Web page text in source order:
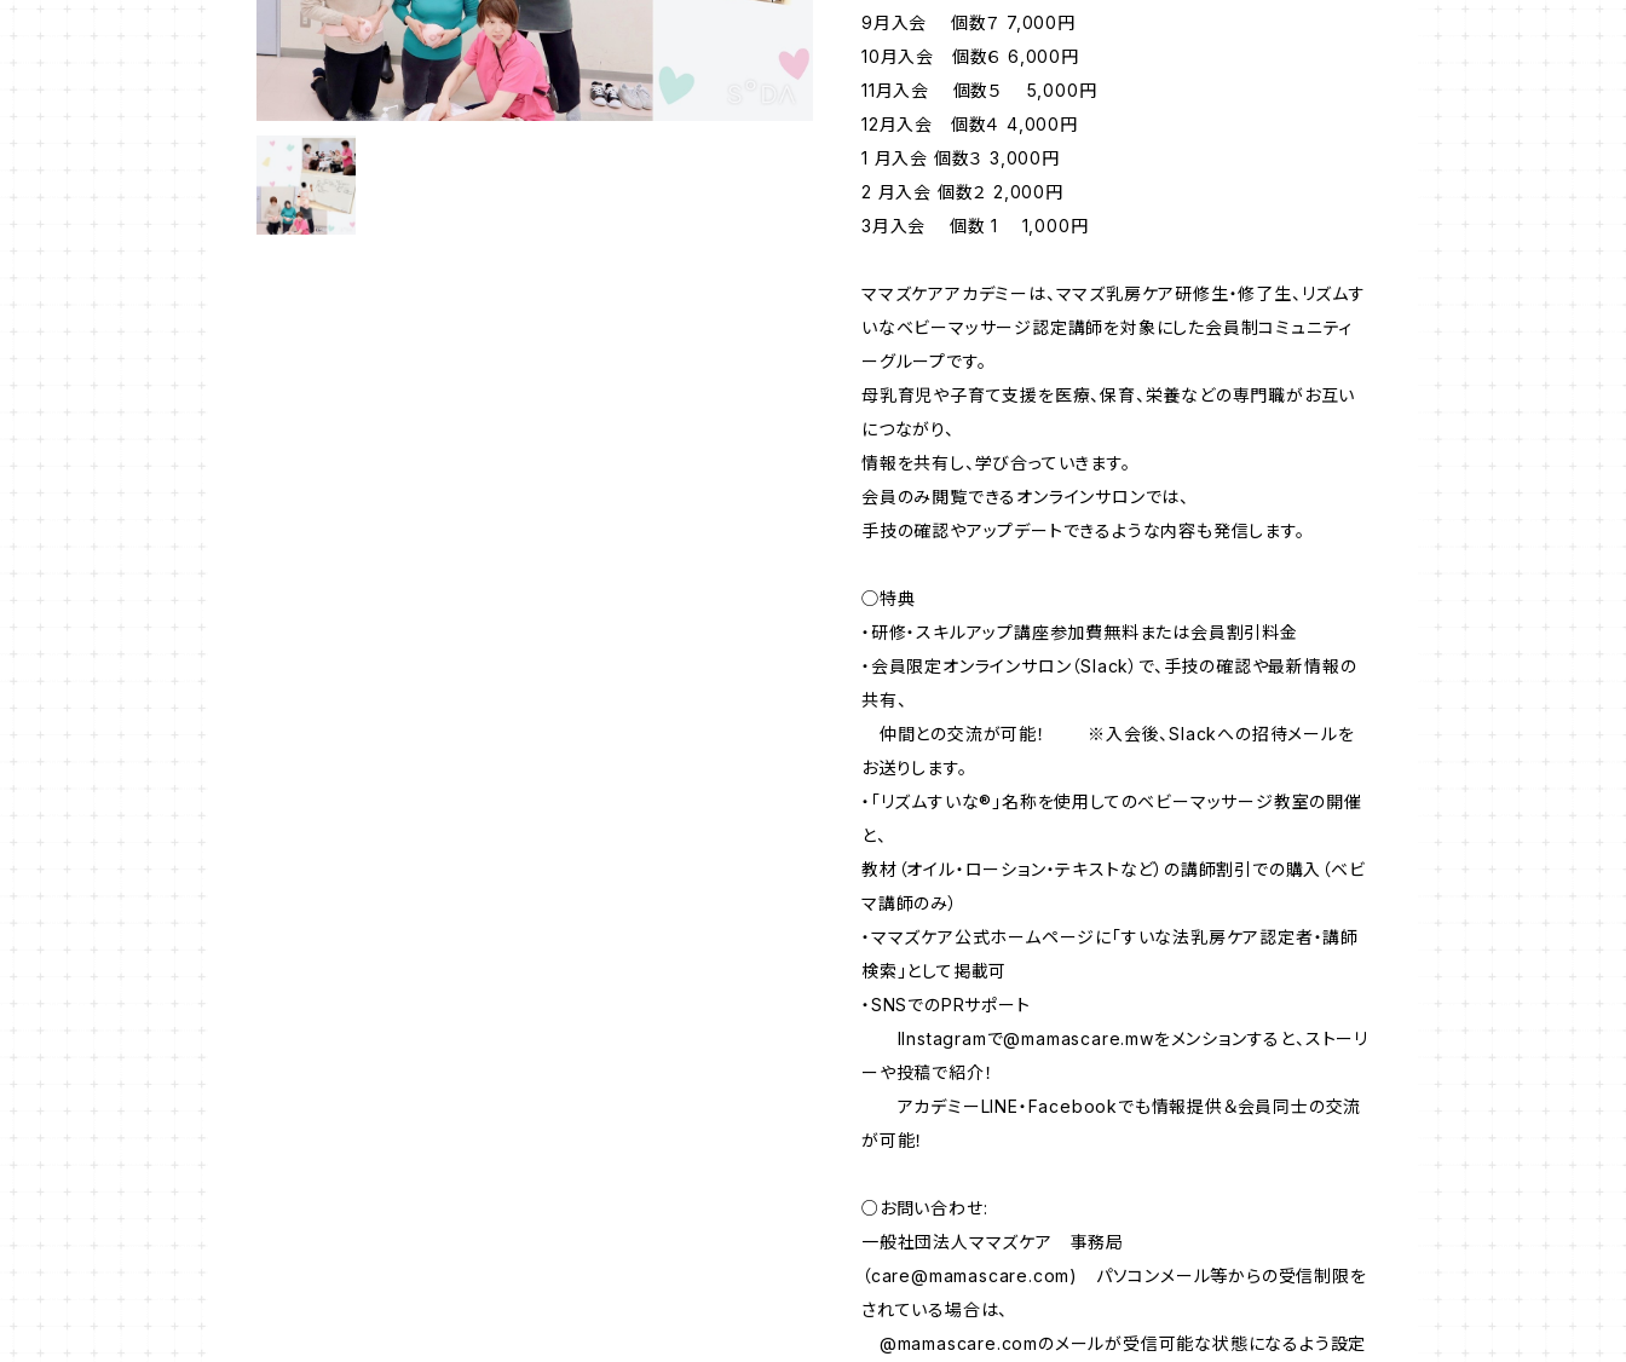
9月入会 個数７ 7,000円
10月入会 個数６ 6,000円
11月入会 個数５ 5,000円
12月入会 個数４ 4,000円
1 月入会 個数３ 3,000円
2 月入会 個数２ 2,000円
3月入会 個数 1 1,000円
ママズケアアカデミーは、ママズ乳房ケア研修生・修了生、リズムす
いなベビーマッサージ認定講師を対象にした会員制コミュニティ
ーグループです。
母乳育児や子育て支援を医療、保育、栄養などの専門職がお互い
につながり、
情報を共有し、学び合っていきます。
会員のみ閲覧できるオンラインサロンでは、
手技の確認やアップデートできるような内容も発信します。
◯特典
・研修・スキルアップ講座参加費無料または会員割引料金
・会員限定オンラインサロン（Slack）で、手技の確認や最新情報の
共有、
仲間との交流が可能！ ※入会後、Slackへの招待メールを
お送りします。
・「リズムすいな®️」名称を使用してのベビーマッサージ教室の開催
と、
教材（オイル・ローション・テキストなど）の講師割引での購入（ベビ
マ講師のみ）
・ママズケア公式ホームページに「すいな法乳房ケア認定者・講師
検索」として掲載可
・SNSでのPRサポート
IInstagramで@mamascare.mwをメンションすると、ストーリ
ーや投稿で紹介！
アカデミーLINE・Facebookでも情報提供＆会員同士の交流
が可能！
○お問い合わせ:
一般社団法人ママズケア 事務局
（care@mamascare.com) パソコンメール等からの受信制限を
されている場合は、
@mamascare.comのメールが受信可能な状態になるよう設定